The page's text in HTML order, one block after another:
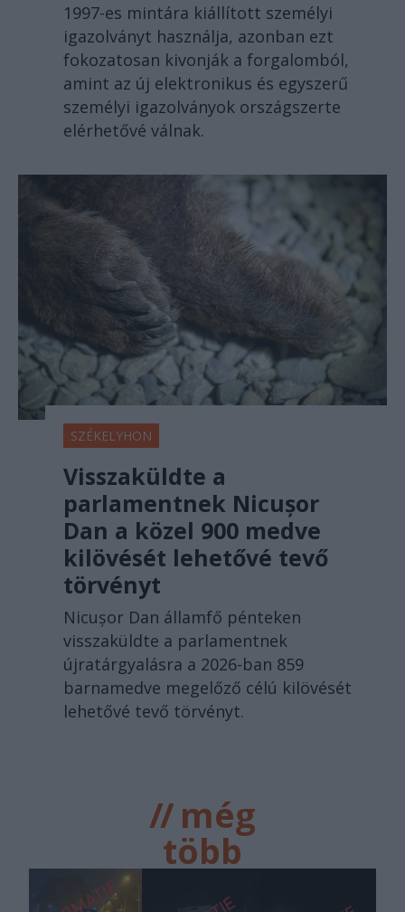
1997-es mintára kiállított személyi
igazolványt használja, azonban ezt
fokozatosan kivonják a forgalomból,
amint az új elektronikus és egyszerű
személyi igazolványok országszerte
elérhetővé válnak.
SZÉKELYHON
Visszaküldte a
parlamentnek Nicușor
Dan a közel 900 medve
kilövését lehetővé tevő
törvényt
Nicușor Dan államfő pénteken
visszaküldte a parlamentnek
újratárgyalásra a 2026-ban 859
barnamedve megelőző célú kilövését
lehetővé tevő törvényt.
//még
több
főtér.ro